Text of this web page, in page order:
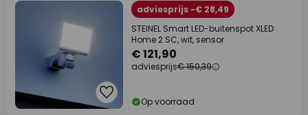
adviesprijs -€ 28,49
STEINEL Smart LED-buitenspot XLED
Home 2 SC, wit, sensor
€ 121,90
adviesprijs€ 150,39
Op voorraad